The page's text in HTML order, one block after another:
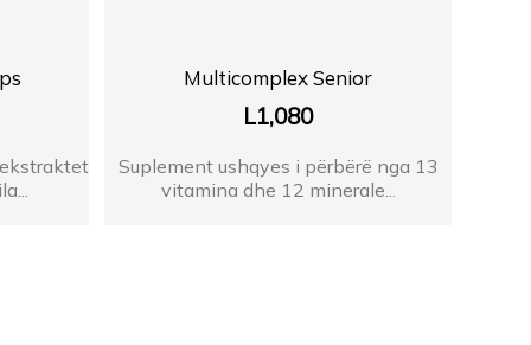
Multicomplex Senior
L1,080
Suplement ushqyes i përbërë nga 13
vitamina dhe 12 minerale...